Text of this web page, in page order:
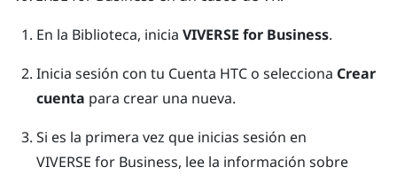
En la Biblioteca, inicia VIVERSE for Business.
Inicia sesión con tu Cuenta HTC o selecciona Crear
cuenta para crear una nueva.
Si es la primera vez que inicias sesión en
VIVERSE for Business, lee la información sobre